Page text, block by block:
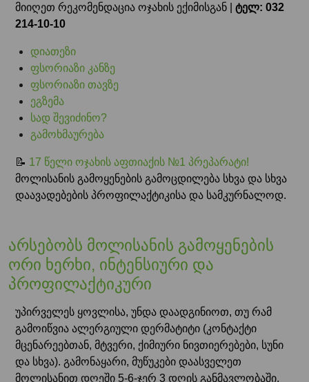
მიიღეთ რეკომენდაცია ოჯახის ექიმისგან | ტელ: 032
214-10-10
დიათეზი
ფსორიაზი კანზე
ფსორიაზი თავზე
ეგზემა
სად შევიძინო?
გამოხმაურება
📝 17 წელი ოჯახის აფთიაქის №1 პრეპარატი!
მოლისანის გამოყენების გამოცდილება სხვა და სხვა
დაავადებების პროფილაქტიკისა და სამკურნალოდ.
არსებობს მოლისანის გამოყენების
ორი ხერხი, ინტენსიური და
პროფილაქტიკური
უპირველეს ყოვლისა, უნდა დაადგინიოთ, თუ რამ
გამოიწვია ალერგიული დერმატიტი (კონტაქტი
მცენარეებთან, მტვერი, ქიმიური ნივთიერებები, სუნი
და სხვა). გამონაყარი, მუწუკები დაასველეთ
მოლისანით დღეში 5-6-ჯერ 3 დღის განმავლობაში.